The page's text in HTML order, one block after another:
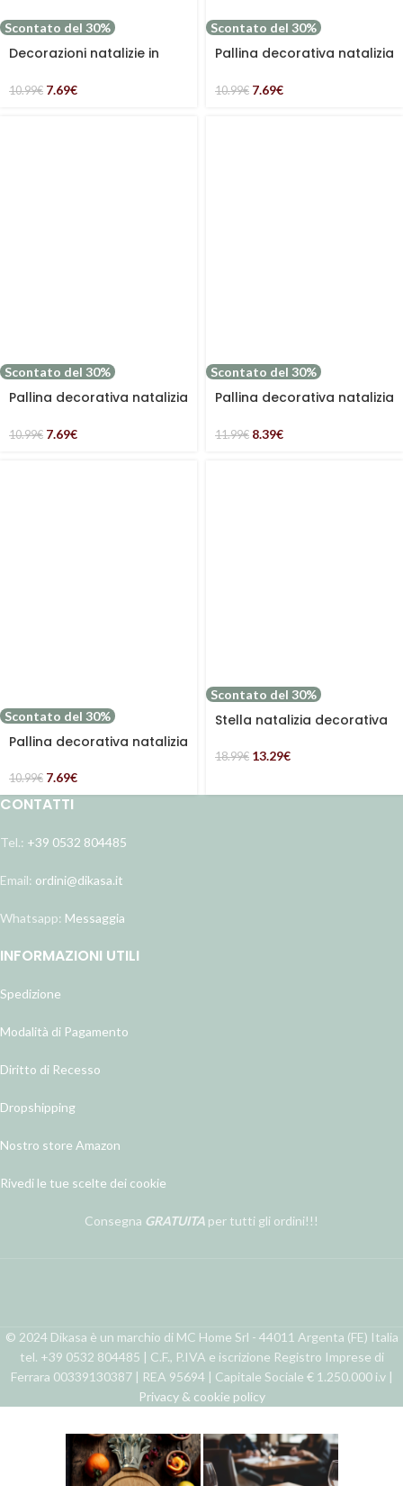
Scontato del 30%
Decorazioni natalizie in
casetta
10.99€ 7.69€
Scontato del 30%
Pallina decorativa natalizia
10.99€ 7.69€
Scontato del 30%
Pallina decorativa natalizia
10.99€ 7.69€
Scontato del 30%
Pallina decorativa natalizia
11.99€ 8.39€
Scontato del 30%
Pallina decorativa natalizia
10.99€ 7.69€
Scontato del 30%
Stella natalizia decorativa
18.99€ 13.29€
CONTATTI
Tel.: +39 0532 804485
Email: ordini@dikasa.it
Whatsapp: Messaggia
INFORMAZIONI UTILI
Spedizione
Modalità di Pagamento
Diritto di Recesso
Dropshipping
Nostro store Amazon
Rivedi le tue scelte dei cookie
Consegna GRATUITA per tutti gli ordini!!!
© 2024 Dikasa è un marchio di MC Home Srl - 44011 Argenta (FE) Italia
tel. +39 0532 804485 | C.F., P.IVA e iscrizione Registro Imprese di
Ferrara 00339130387 | REA 95694 | Capitale Sociale € 1.250.000 i.v |
Privacy & cookie policy